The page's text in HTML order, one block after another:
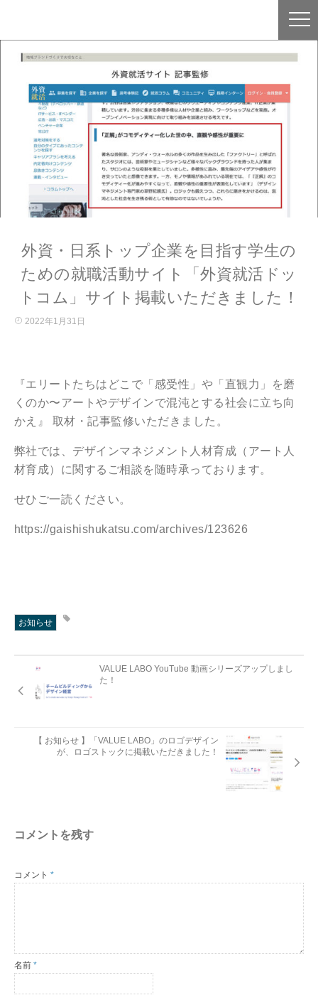
外資・日系トップ企業を目指す学生の
ための就職活動サイト「外資就活ドッ
トコム」サイト掲載いただきました！
2022年1月31日
『エリートたちはどこで「感受性」や「直観力」を磨
くのか〜アートやデザインで混沌とする社会に立ち向
かえ』 取材・記事監修いただきました。
弊社では、デザインマネジメント人材育成（アート人
材育成）に関するご相談を随時承っております。
せひご一読ください。
https://gaishishukatsu.com/archives/123626
お知らせ
VALUE LABO YouTube 動画シリーズアップしまし
た！
【 お知らせ 】「VALUE LABO」のロゴデザイン
が、ロゴストックに掲載いただきました！
コメントを残す
コメント *
名前 *